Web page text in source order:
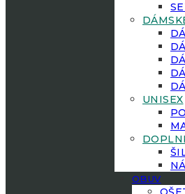
UNISEX
OBUV